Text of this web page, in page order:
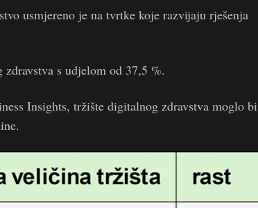
usmjereno je na tvrtke koje razvijaju rješenja
s udjelom od 37,5 %.
Insights, tržište digitalnog zdravstva moglo bi